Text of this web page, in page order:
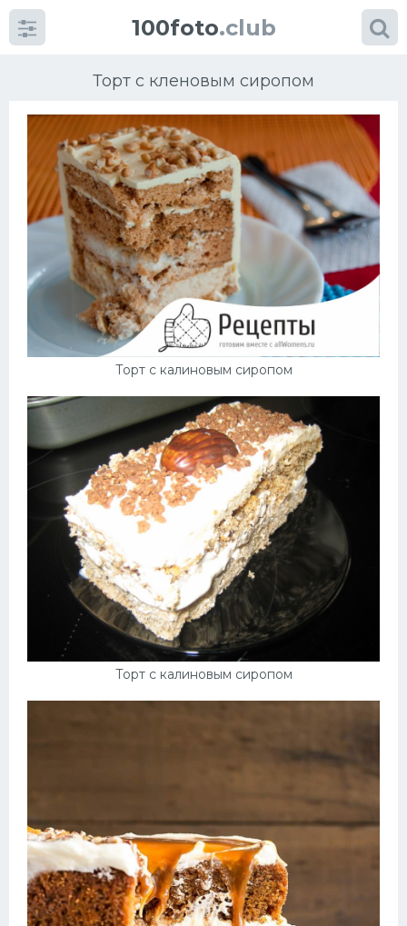
100foto.club
Торт с кленовым сиропом
Торт с калиновым сиропом
Торт с калиновым сиропом
Категориикартинок
Супы
Мясные блюда
Печенье
Выпечка
Десерт
Дизайн комнаты